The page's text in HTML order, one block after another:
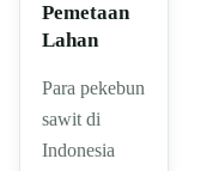
Pemetaan
Lahan
Para pekebun
sawit di
Indonesia